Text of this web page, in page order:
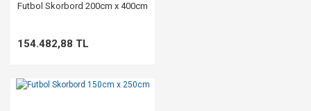
Futbol Skorbord 200cm x 400cm
154.482,88 TL